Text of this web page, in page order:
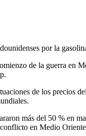
por la
de la guerra
de los precios
más del 50 % en
en Medio